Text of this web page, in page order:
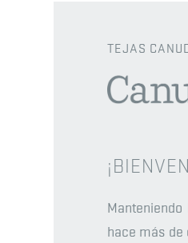
TEJAS
hace más de